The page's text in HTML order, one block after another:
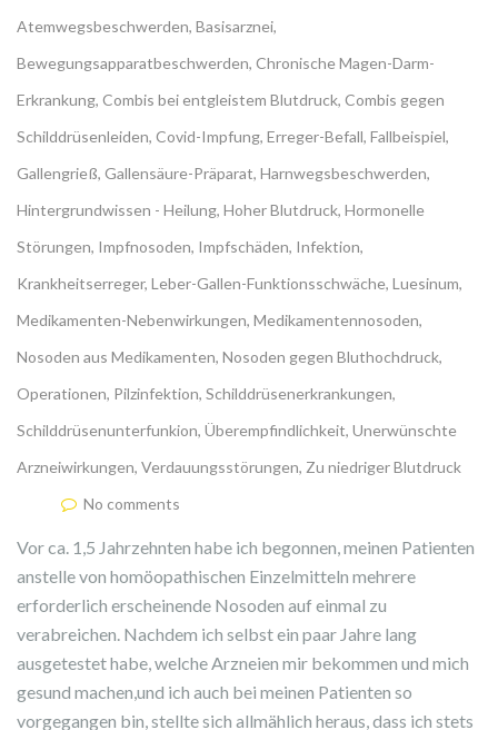
Atemwegsbeschwerden, Basisarznei,
Bewegungsapparatbeschwerden, Chronische Magen-Darm-
Erkrankung, Combis bei entgleistem Blutdruck, Combis gegen
Schilddrüsenleiden, Covid-Impfung, Erreger-Befall, Fallbeispiel,
Gallengrieß, Gallensäure-Präparat, Harnwegsbeschwerden,
Hintergrundwissen - Heilung, Hoher Blutdruck, Hormonelle
Störungen, Impfnosoden, Impfschäden, Infektion,
Krankheitserreger, Leber-Gallen-Funktionsschwäche, Luesinum,
Medikamenten-Nebenwirkungen, Medikamentennosoden,
Nosoden aus Medikamenten, Nosoden gegen Bluthochdruck,
Operationen, Pilzinfektion, Schilddrüsenerkrankungen,
Schilddrüsenunterfunkion, Überempfindlichkeit, Unerwünschte
Arzneiwirkungen, Verdauungsstörungen, Zu niedriger Blutdruck
No comments
Vor ca. 1,5 Jahrzehnten habe ich begonnen, meinen Patienten
anstelle von homöopathischen Einzelmitteln mehrere
erforderlich erscheinende Nosoden auf einmal zu
verabreichen. Nachdem ich selbst ein paar Jahre lang
ausgetestet habe, welche Arzneien mir bekommen und mich
gesund machen,und ich auch bei meinen Patienten so
vorgegangen bin, stellte sich allmählich heraus, dass ich stets